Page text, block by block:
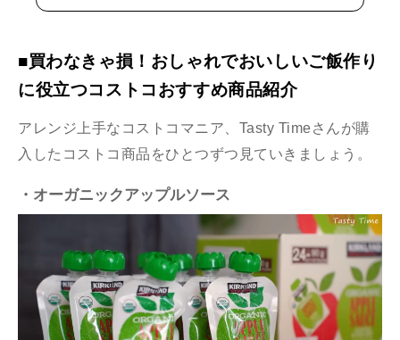
■買わなきゃ損！おしゃれでおいしいご飯作り
に役立つコストコおすすめ商品紹介
アレンジ上手なコストコマニア、Tasty Timeさんが購
入したコストコ商品をひとつずつ見ていきましょう。
・オーガニックアップルソース